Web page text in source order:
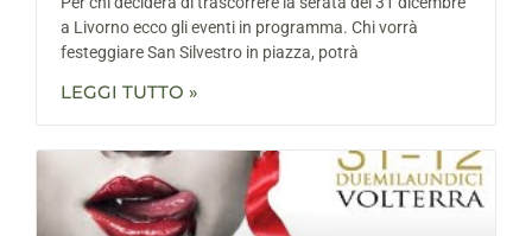
a Livorno ecco gli eventi in programma. Chi vorrà
festeggiare San Silvestro in piazza, potrà
LEGGI TUTTO »